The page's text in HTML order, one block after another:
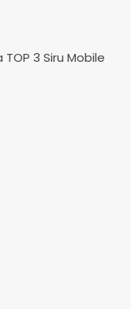
3 Siru Mobile